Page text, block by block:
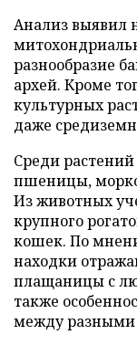
Анализ выявил
разнообразие
архей. Кроме
культурных
даже
Среди
пшеницы,
Из животных
крупного
кошек. По
находки
плащаницы с
также
между разными